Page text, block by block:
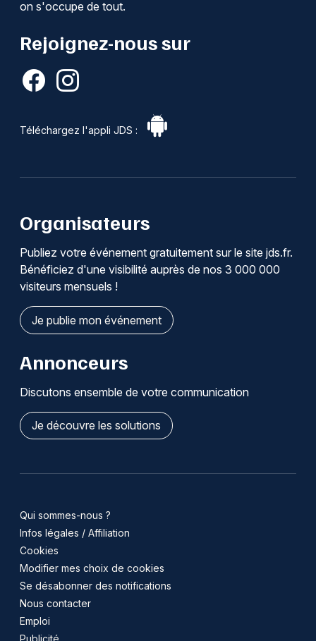
on s'occupe de tout.
Rejoignez-nous sur
Téléchargez l'appli JDS :
Organisateurs
Publiez votre événement gratuitement sur le site jds.fr.
Bénéficiez d'une visibilité auprès de nos 3 000 000
visiteurs mensuels !
Je publie mon événement
Annonceurs
Discutons ensemble de votre communication
Je découvre les solutions
Qui sommes-nous ?
Infos légales / Affiliation
Cookies
Modifier mes choix de cookies
Se désabonner des notifications
Nous contacter
Emploi